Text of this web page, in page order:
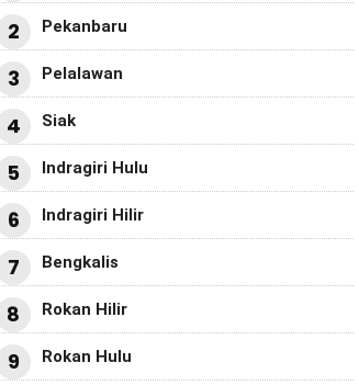
2 Pekanbaru
3 Pelalawan
4 Siak
5 Indragiri Hulu
6 Indragiri Hilir
7 Bengkalis
8 Rokan Hilir
9 Rokan Hulu